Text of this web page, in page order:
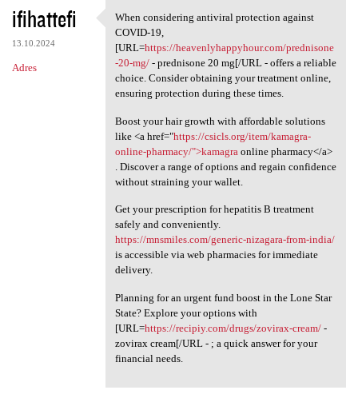
ifihattefi
13.10.2024
Adres
When considering antiviral
When considering antiviral protection against
COVID-19,
[URL=https://heavenlyhappyhour.com/prednisone
-20-mg/- prednisone 20 mg[/URL - offers a reliable
choice. Consider obtaining your treatment online,
ensuring protection during these times.
Boost your hair growth with affordable solutions
like <a href="https://csicls.org/item/kamagra-
online-pharmacy/">kamagra online pharmacy</a>
. Discover a range of options and regain confidence
without straining your wallet.
Get your prescription for hepatitis B treatment
safely and conveniently.
https://mnsmiles.com/generic-nizagara-from-india/
is accessible via web pharmacies for immediate
delivery.
Planning for an urgent fund boost in the Lone Star
State? Explore your options with
[URL=https://recipiy.com/drugs/zovirax-cream/-
zovirax cream[/URL - ; a quick answer for your
financial needs.